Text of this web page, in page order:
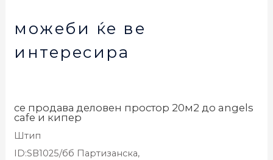
можеби ќе ве
интересира
се продава деловен простор 20м2 до angels
cafe и кипер
Штип
ID:SB1025/бб Партизанска,